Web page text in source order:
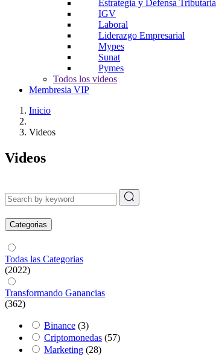
Estrategia y Defensa Tributaria
IGV
Laboral
Liderazgo Empresarial
Mypes
Sunat
Pymes
Todos los videos
Membresia VIP
Inicio
Videos
Videos
Categorias
Todas las Categorias
(2022)
Transformando Ganancias
(362)
Binance (3)
Criptomonedas (57)
Marketing (28)